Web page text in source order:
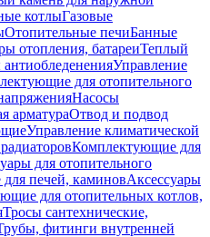
котлыГазовые
Отопительные печиБанные
отопления, батареиТеплый
Управление
для отопительного
Насосы
арматураОтвод и подвод
Управление климатической
Комплектующие для
для отопительного
печей, каминовАксессуары
для отопительных котлов,
Тросы сантехнические,
фитинги внутренней